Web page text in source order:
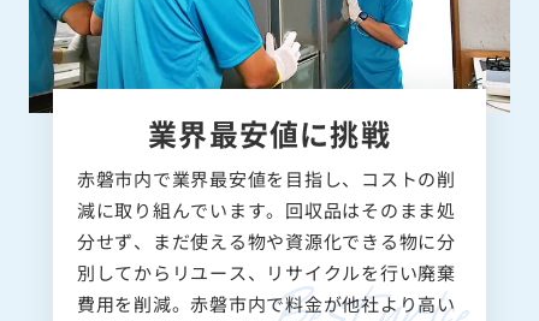
業界最安値に挑戦
赤磐市内で業界最安値を目指し、コストの削
減に取り組んでいます。回収品はそのまま処
分せず、まだ使える物や資源化できる物に分
別してからリユース、リサイクルを行い廃棄
費用を削減。赤磐市内で料金が他社より高い